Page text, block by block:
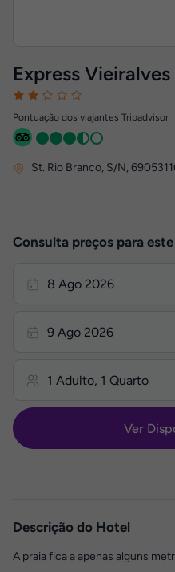
Express Vieiralves
Pontuação dos viajantes Tripadvisor
St. Rio Branco, S/N,
Consulta preços para
Ver
Descrição do Hotel
A praia fica a apenas alguns